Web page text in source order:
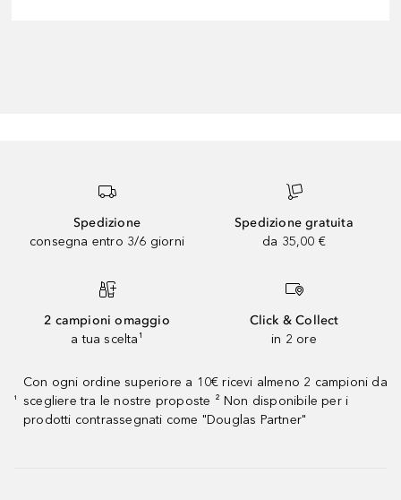
Spedizione
consegna entro 3/6 giorni
Spedizione gratuita
da 35,00 €
2 campioni omaggio
a tua scelta¹
Click & Collect
in 2 ore
¹
Con ogni ordine superiore a 10€ ricevi almeno 2 campioni da
scegliere tra le nostre proposte ² Non disponibile per i
prodotti contrassegnati come "Douglas Partner"